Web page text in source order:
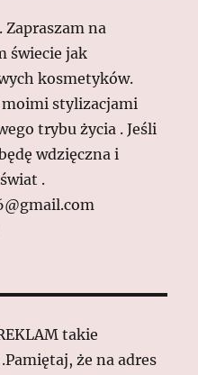
Zapraszam na
świecie jak
kosmetyków.
stylizacjami
trybu życia . Jeśli
wdzięczna i
.
takie
że na adres